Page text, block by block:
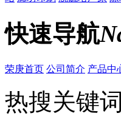
快速导航
荣庚首页 公司简介 产品中
热搜关键